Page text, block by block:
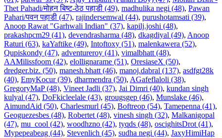
Thet Pahadi/मोहन बिष्ट-ठेठ पहाडी (49), madhulika negi (48), Pawan
Pahari/पवन पहाडी (47), rajindersemwal (44), purushotamsati (39),
Anoop Rawat "Garhwali Indian" (37), kapilj.joshi (48),
prakashpcm29 (41), devendrasharma (48), dkagdiyal (49), Anoop
Raturi (63), kaYaftike (49), Intoftoxy (51), malenkawera (52),
Qupiskondy (47), adventureroy (41), vimalbhatt (48),
AAMilissfoom (42), elollignarame (51), OresiaseX (50),
dredger.biz. (50), manesh.bhatt (46), manoj.dabral (137), asdfgt28k
(40), EmyKocur (39), dharmendra (50), AGafeflaloli (38),
GregoryMaP (48), Vineet Jadli (37), Jai Dimri (40), kundan singh
kulyal (47), DoFkicleelale (43), grougsgep (46), Munslake (46),
AimundAid (50), Charlesmurl (45), Boftreop (54), Tamepenna (41),
Geoguezesbes (48), Robertet (48), vinesh singh (32), Malkanigopal
(47), mu_cool (42), woodhzno (42), tyqds (48), oscighitsDrot (41),
Mypepeabeag (44), Stevenlich (45), sudha negi (44), JaxyHimiHap